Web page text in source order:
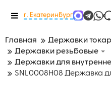
Меню
г. Екатеринбург
Главная
Державки
Державки резьбовые
Державки для
SNL0008H08 Державка